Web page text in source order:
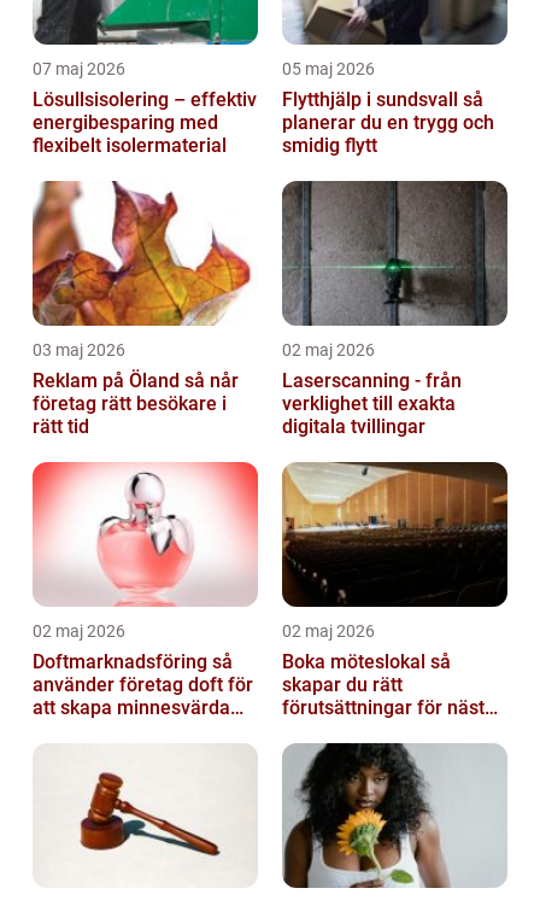
07 maj 2026
Lösullsisolering – effektiv
energibesparing med
flexibelt isolermaterial
05 maj 2026
Flytthjälp i sundsvall så
planerar du en trygg och
smidig flytt
03 maj 2026
Reklam på Öland så når
företag rätt besökare i
rätt tid
02 maj 2026
Laserscanning - från
verklighet till exakta
digitala tvillingar
02 maj 2026
Doftmarknadsföring så
använder företag doft för
att skapa minnesvärda
02 maj 2026
Boka möteslokal så
skapar du rätt
förutsättningar för nästa